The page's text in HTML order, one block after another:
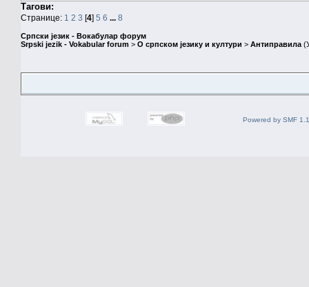
Тагови:
Странице: 1 2 3 [4] 5 6 ... 8
Српски језик - Вокабулар форум
Srpski jezik - Vokabular forum > О српском језику и култури > Антиправила
Powered by SMF